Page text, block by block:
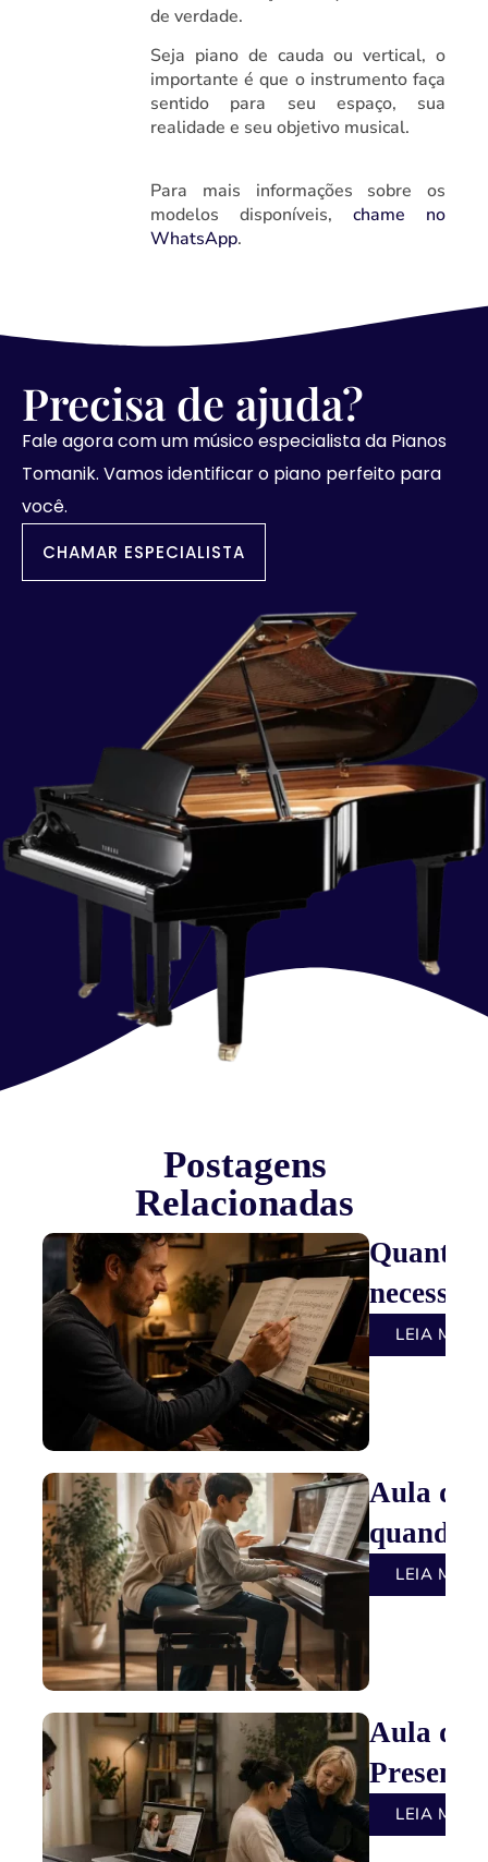
de verdade.
Seja piano de cauda ou vertical, o
importante é que o instrumento faça
sentido para seu espaço, sua
realidade e seu objetivo musical.
Para mais informações sobre os
modelos disponíveis,chame no
WhatsApp.
Precisa de ajuda?
Fale agora com um músico especialista da Pianos
Tomanik. Vamos identificar o piano perfeito para
você.
CHAMAR ESPECIALISTA
Postagens
Relacionadas
Quantas
LEIA MAIS
Aula de
quando
LEIA MAIS
Aula de
LEIA MAIS